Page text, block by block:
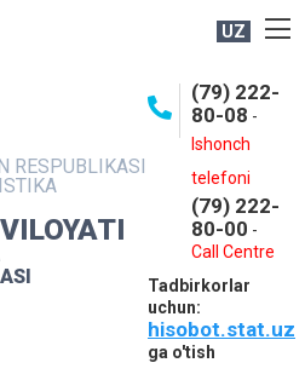
UZ
RESPUBLIKASI
(79) 222-
80-08 -
Ishonch
telefoni
(79) 222-
80-00 -
Call Centre
Tadbirkorlar
uchun:
hisobot.stat.uz
ga o'tish
XIZMATLAR